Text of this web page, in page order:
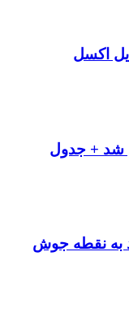
اکسل
به نقطه جوش